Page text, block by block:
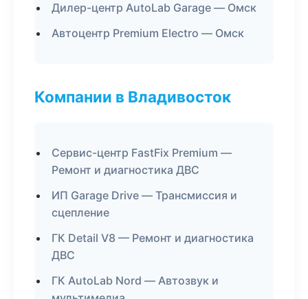
Дилер-центр AutoLab Garage — Омск
Автоцентр Premium Electro — Омск
Компании в Владивосток
Сервис-центр FastFix Premium —
Ремонт и диагностика ДВС
ИП Garage Drive — Трансмиссия и
сцепление
ГК Detail V8 — Ремонт и диагностика
ДВС
ГК AutoLab Nord — Автозвук и